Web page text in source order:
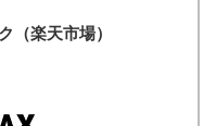
（楽天市場）